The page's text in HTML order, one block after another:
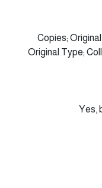
Copies;
Original Type;
Yes,